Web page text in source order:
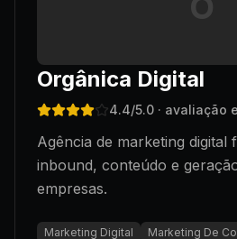
Orgânica Digital
4.4/5.0 · avaliação
Agência de marketing digital
inbound, conteúdo e
empresas.
Marketing Digital
Marketing De